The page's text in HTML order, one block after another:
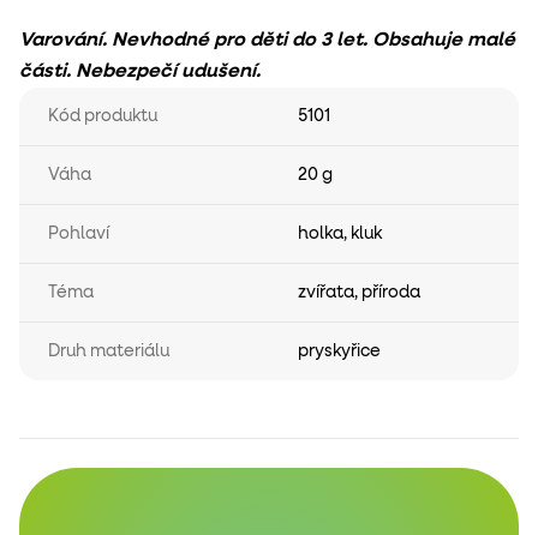
Varování. Nevhodné pro děti do 3 let. Obsahuje malé
části. Nebezpečí udušení.
Kód produktu 5101
Váha 20 g
Pohlaví holka, kluk
Téma zvířata, příroda
Druh materiálu pryskyřice